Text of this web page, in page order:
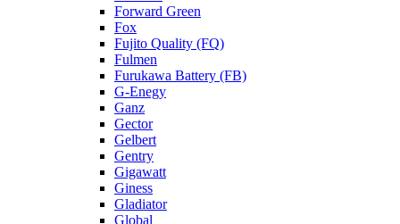
Forward Green
Fox
Fujito Quality (FQ)
Fulmen
Furukawa Battery (FB)
G-Enegy
Ganz
Gector
Gelbert
Gentry
Gigawatt
Giness
Gladiator
Global